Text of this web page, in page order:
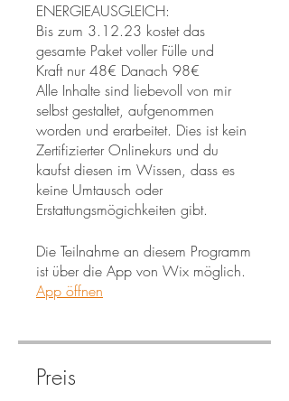
ENERGIEAUSGLEICH:
​Bis zum 3.12.23 kostet das
gesamte Paket voller Fülle und
Kraft nur 48€ Danach 98€
Alle Inhalte sind liebevoll von mir
selbst gestaltet, aufgenommen
worden und erarbeitet. Dies ist kein
Zertifizierter Onlinekurs und du
kaufst diesen im Wissen, dass es
keine Umtausch oder
Erstattungsmögichkeiten gibt.
Die Teilnahme an diesem Programm
ist über die App von Wix möglich.
App öffnen
Preis